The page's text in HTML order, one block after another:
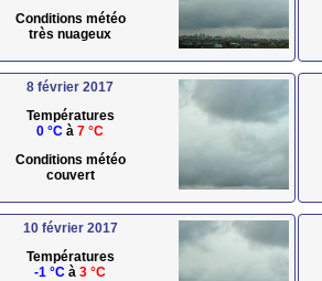
Conditions météo
très nuageux
8 février 2017
Températures
0 °C à 7 °C
Conditions météo
couvert
10 février 2017
Températures
-1 °C à 3 °C